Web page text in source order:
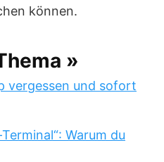
können.
»
vergessen und sofort
Warum du